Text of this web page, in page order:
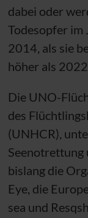
dabei oder
Todesopfer im
2014, als sie
höher als
Die UNO-
des
(UNHCR),
Seenotrettung
bislang die
Eye, die
sea und